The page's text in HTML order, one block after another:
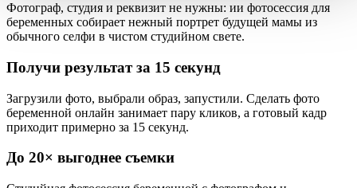
Фотограф, студия и реквизит не нужны: ии фотосессия для
беременных собирает нежный портрет будущей мамы из
обычного селфи в чистом студийном свете.
Получи результат за 15 секунд
Загрузили фото, выбрали образ, запустили. Сделать фото
беременной онлайн занимает пару кликов, а готовый кадр
приходит примерно за 15 секунд.
До 20× выгоднее съемки